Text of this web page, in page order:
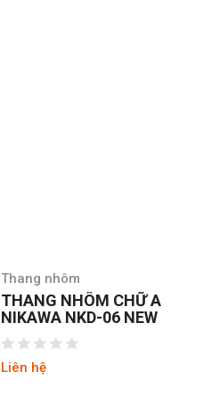
Thang nhôm
THANG NHÔM CHỮ A
TUNGSHING AS-03
Liên hệ